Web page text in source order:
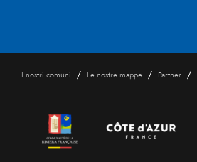
I nostri comuni / Le nostre mappe / Partner /